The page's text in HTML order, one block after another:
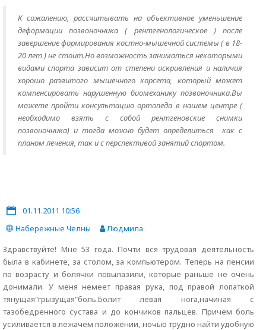
К сожалению, рассчитывать на объективное уменьшение
деформации позвоночника ( рентгенологическое ) после
завершение формирования костно-мышечной системы ( в 18-
20 лет ) не стоит.Но возможность заниматься некоторыми
видами спорта зависит от степени искривления и наличия
хорошо развитого мышечного корсета, который может
компенсировать нарушенную биомеханику позвоночника.Вы
можете пройти консультацию ортопеда в нашем центре (
необходимо взять с собой рентгеновские снимки
позвоночника) и тогда можно будет определиться как с
планом лечения, так и с перспективой занятий спортом.
01.11.2011 10:56
Набережные Челны
Людмила
Здравствуйте! Мне 53 года. Почти вся трудовая деятельность
была в кабинете, за столом, за компьютером. Теперь на пенсии
по возрасту и болячки повылазили, которые раньше не очень
донимали. У меня немеет правая рука, под правой лопаткой
тянущая"грызущая"боль.Болит левая нога,начиная с
тазобедренного сустава и до кончиков пальцев. Причем боль
усиливается в лежачем положении, ночью трудно найти удобную